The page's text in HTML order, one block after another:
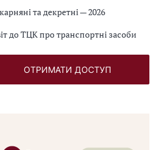
та декретні — 2026
до ТЦК про транспортні засоби
ОТРИМАТИ ДОСТУП